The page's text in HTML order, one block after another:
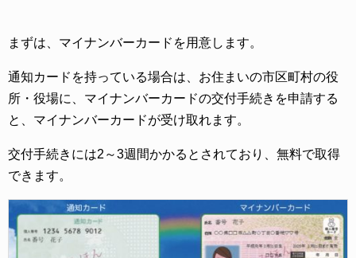
まずは、マイナンバーカードを用意します。
通知カードを持っている場合は、お住まいの市区町村の役
所・役場に、マイナンバーカードの交付手続きを申請する
と、マイナンバーカードが受け取れます。
交付手続きには2～3週間かかるとされており、無料で取得
できます。